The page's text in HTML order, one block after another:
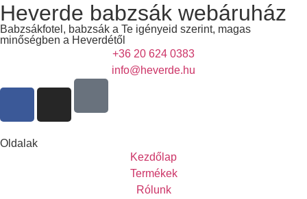
Heverde babzsák webáruház
Babzsákfotel, babzsák a Te igényeid szerint, magas
minőségben a Heverdétől
+36 20 624 0383
info@heverde.hu
Oldalak
Kezdőlap
Termékek
Rólunk